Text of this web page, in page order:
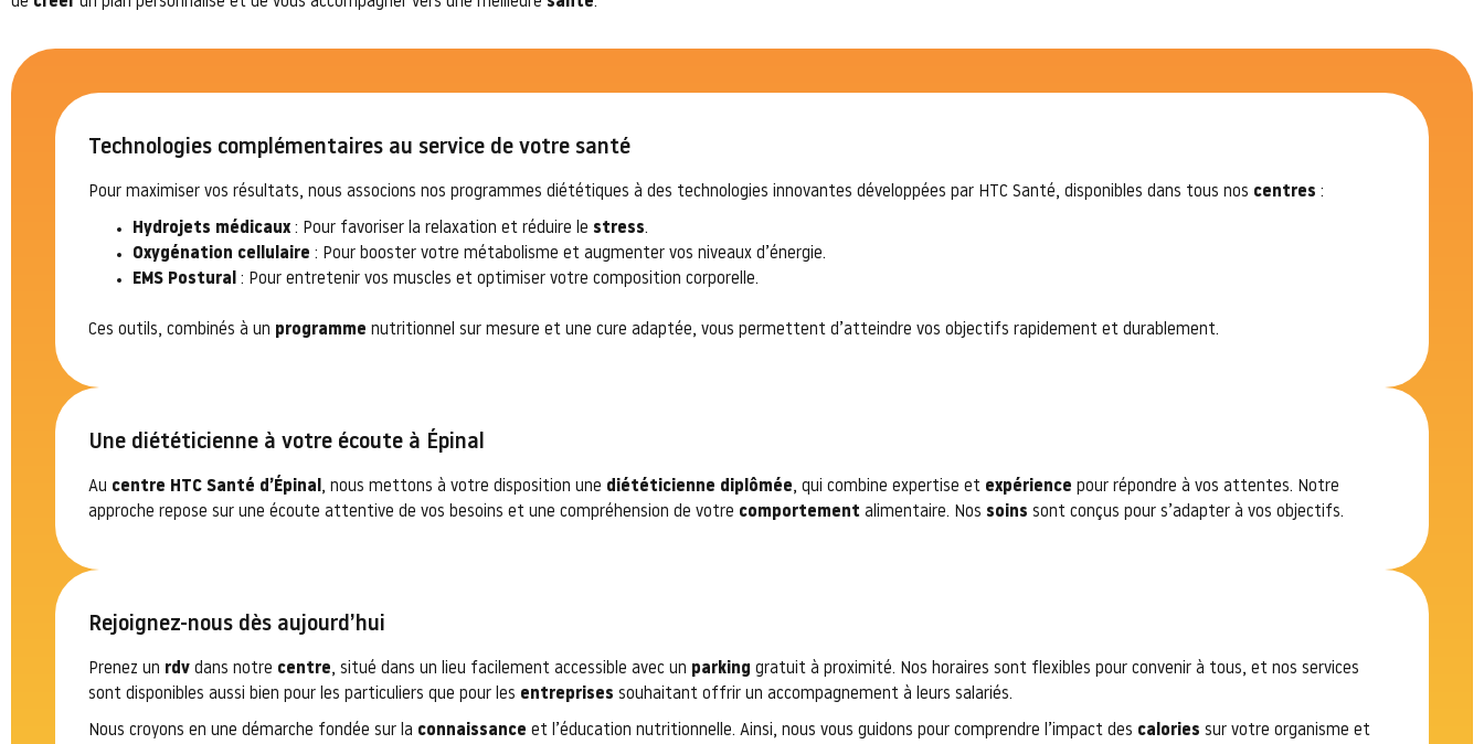
Technologies complémentaires au service de votre santé
Pour maximiser vos résultats, nous associons nos programmes diététiques à des technologies innovantes développées par HTC Santé, disponibles dans tous nos centres :
Hydrojets médicaux : Pour favoriser la relaxation et réduire le stress.
Oxygénation cellulaire : Pour booster votre métabolisme et augmenter vos niveaux d’énergie.
EMS Postural : Pour entretenir vos muscles et optimiser votre composition corporelle.
Ces outils, combinés à un programme nutritionnel sur mesure et une cure adaptée, vous permettent d’atteindre vos objectifs rapidement et durablement.
Une diététicienne à votre écoute à Épinal
Au centre HTC Santé d’Épinal, nous mettons à votre disposition une diététicienne diplômée, qui combine expertise et expérience pour répondre à vos attentes. Notre
approche repose sur une écoute attentive de vos besoins et une compréhension de votre comportement alimentaire. Nos soins sont conçus pour s’adapter à vos objectifs.
Rejoignez-nous dès aujourd’hui
Prenez un rdv dans notre centre, situé dans un lieu facilement accessible avec un parking gratuit à proximité. Nos horaires sont flexibles pour convenir à tous, et nos services
sont disponibles aussi bien pour les particuliers que pour les entreprises souhaitant offrir un accompagnement à leurs salariés.
Nous croyons en une démarche fondée sur la connaissance et l’éducation nutritionnelle. Ainsi, nous vous guidons pour comprendre l’impact des calories sur votre organisme et